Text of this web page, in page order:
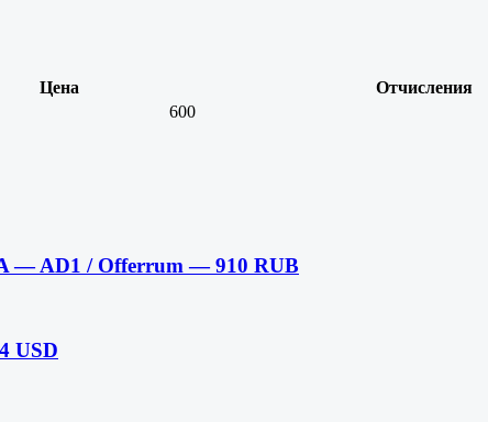
Цена Отчисления
600
— AD1 / Offerrum — 910 RUB
USD